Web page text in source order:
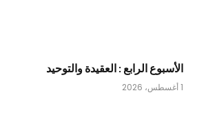
الأسبوع الرابع : العقيدة والتوحيد
1 أغسطس، 2026